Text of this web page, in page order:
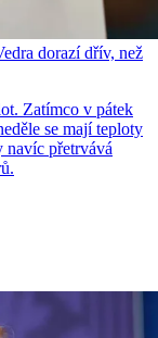
dorazí dřív, než
Zatímco v pátek
se mají teploty
navíc přetrvává